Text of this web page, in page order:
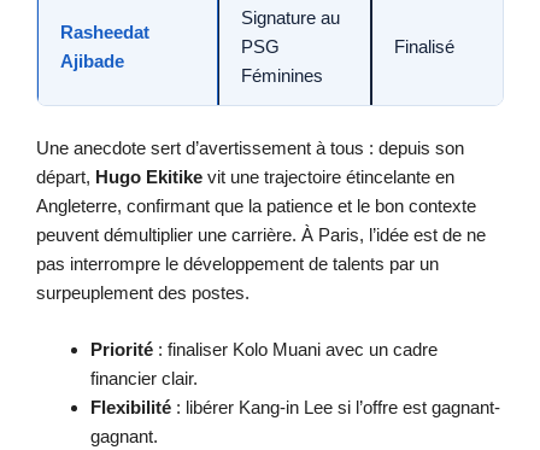
Rasheedat
Ajibade
Signature au
PSG
Féminines
Finalisé
Une anecdote sert d’avertissement à tous : depuis son
départ, Hugo Ekitike vit une trajectoire étincelante en
Angleterre, confirmant que la patience et le bon contexte
peuvent démultiplier une carrière. À Paris, l’idée est de ne
pas interrompre le développement de talents par un
surpeuplement des postes.
Priorité : finaliser Kolo Muani avec un cadre
financier clair.
Flexibilité : libérer Kang-in Lee si l’offre est gagnant-
gagnant.